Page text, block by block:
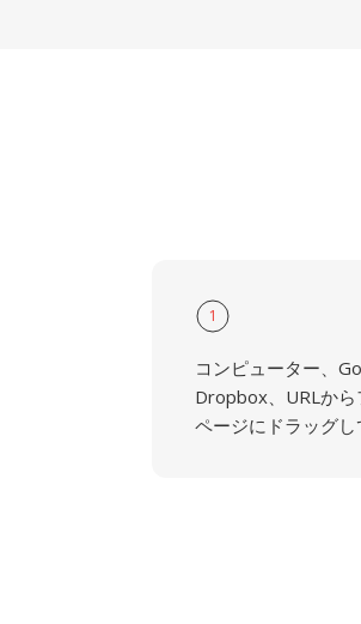
1
コンピューター、
Dropbox、URLから
ページにドラッグし